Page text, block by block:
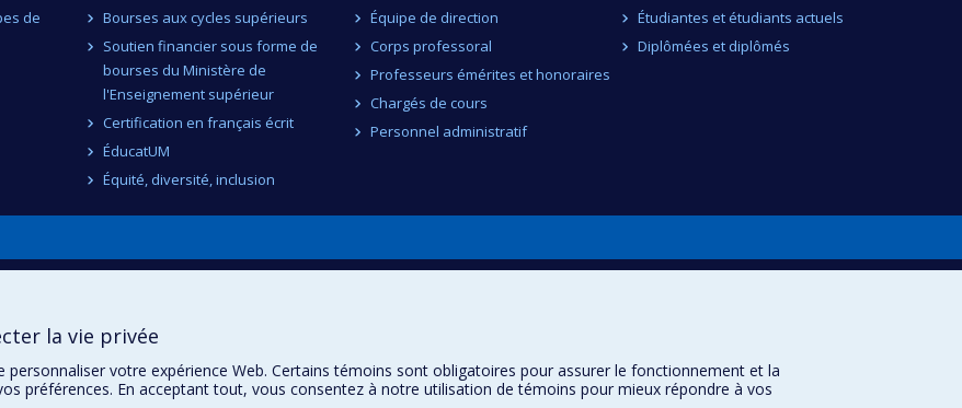
de
Bourses aux cycles supérieurs
Soutien financier sous forme de
bourses du Ministère de
l'Enseignement supérieur
Certification en français écrit
ÉducatUM
Équité, diversité, inclusion
Équipe de direction
Corps professoral
Professeurs émérites et honoraires
Chargés de cours
Personnel administratif
Étudiantes et étudiants actuels
Diplômées et diplômés
la vie privée
personnaliser votre expérience Web. Certains témoins sont obligatoires pour assurer le fonctionnement et la
préférences. En acceptant tout, vous consentez à notre utilisation de témoins pour mieux répondre à vos